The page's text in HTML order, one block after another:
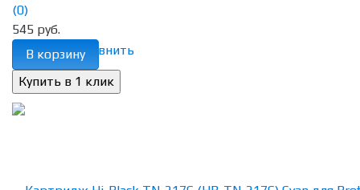
избранное сравнить
(0)
545 руб.
В корзину